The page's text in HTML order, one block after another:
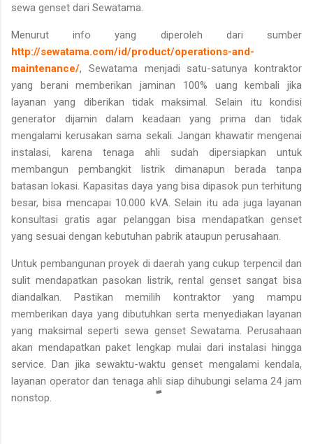
sewa genset dari Sewatama.
Menurut info yang diperoleh dari sumber
http://sewatama.com/id/product/operations-and-
maintenance/, Sewatama menjadi satu-satunya kontraktor
yang berani memberikan jaminan 100% uang kembali jika
layanan yang diberikan tidak maksimal. Selain itu kondisi
generator dijamin dalam keadaan yang prima dan tidak
mengalami kerusakan sama sekali. Jangan khawatir mengenai
instalasi, karena tenaga ahli sudah dipersiapkan untuk
membangun pembangkit listrik dimanapun berada tanpa
batasan lokasi. Kapasitas daya yang bisa dipasok pun terhitung
besar, bisa mencapai 10.000 kVA. Selain itu ada juga layanan
konsultasi gratis agar pelanggan bisa mendapatkan genset
yang sesuai dengan kebutuhan pabrik ataupun perusahaan.
Untuk pembangunan proyek di daerah yang cukup terpencil dan
sulit mendapatkan pasokan listrik,rental gensetsangat bisa
diandalkan. Pastikan memilih kontraktor yang mampu
memberikan daya yang dibutuhkan serta menyediakan layanan
yang maksimal seperti sewa genset Sewatama. Perusahaan
akan mendapatkan paket lengkap mulai dari instalasi hingga
service. Dan jika sewaktu-waktu genset mengalami kendala,
layanan operator dan tenaga ahli siap dihubungi selama 24 jam
nonstop.